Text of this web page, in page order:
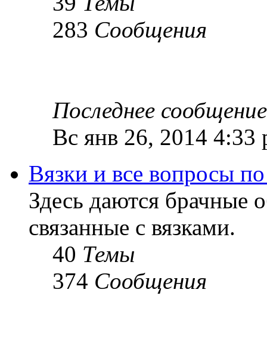
283 Сообщения
Последнее сообщение
Вс янв 26, 2014 4:33
Вязки и все вопросы
Здесь даются брачные
связанные с вязками.
40 Темы
374 Сообщения